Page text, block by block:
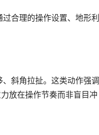
合理的操作设置、地形利
斜角拉扯。这类动作强调
放在操作节奏而非盲目冲